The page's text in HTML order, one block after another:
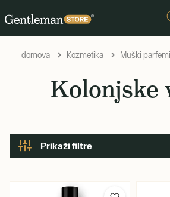
domova Kozmetika Muški parfemi
Kolonjske
Prikaži filtre